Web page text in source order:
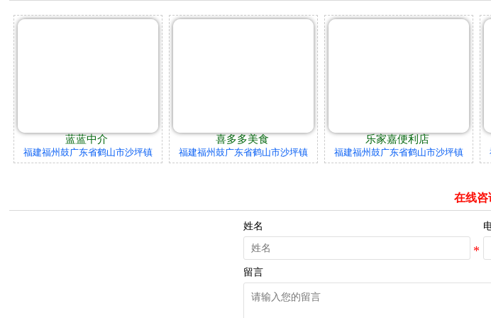
蓝蓝中介
福建福州鼓广东省鹤山市沙坪镇
喜多多美食
福建福州鼓广东省鹤山市沙坪镇
乐家嘉便利店
福建福州鼓广东省鹤山市沙坪镇
在线咨
姓名
留言